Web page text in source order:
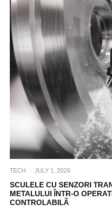
TECH · JULY 1, 2026
SCULELE CU SENZORI
METALULUI ÎNTR-O
CONTROLABILÃ